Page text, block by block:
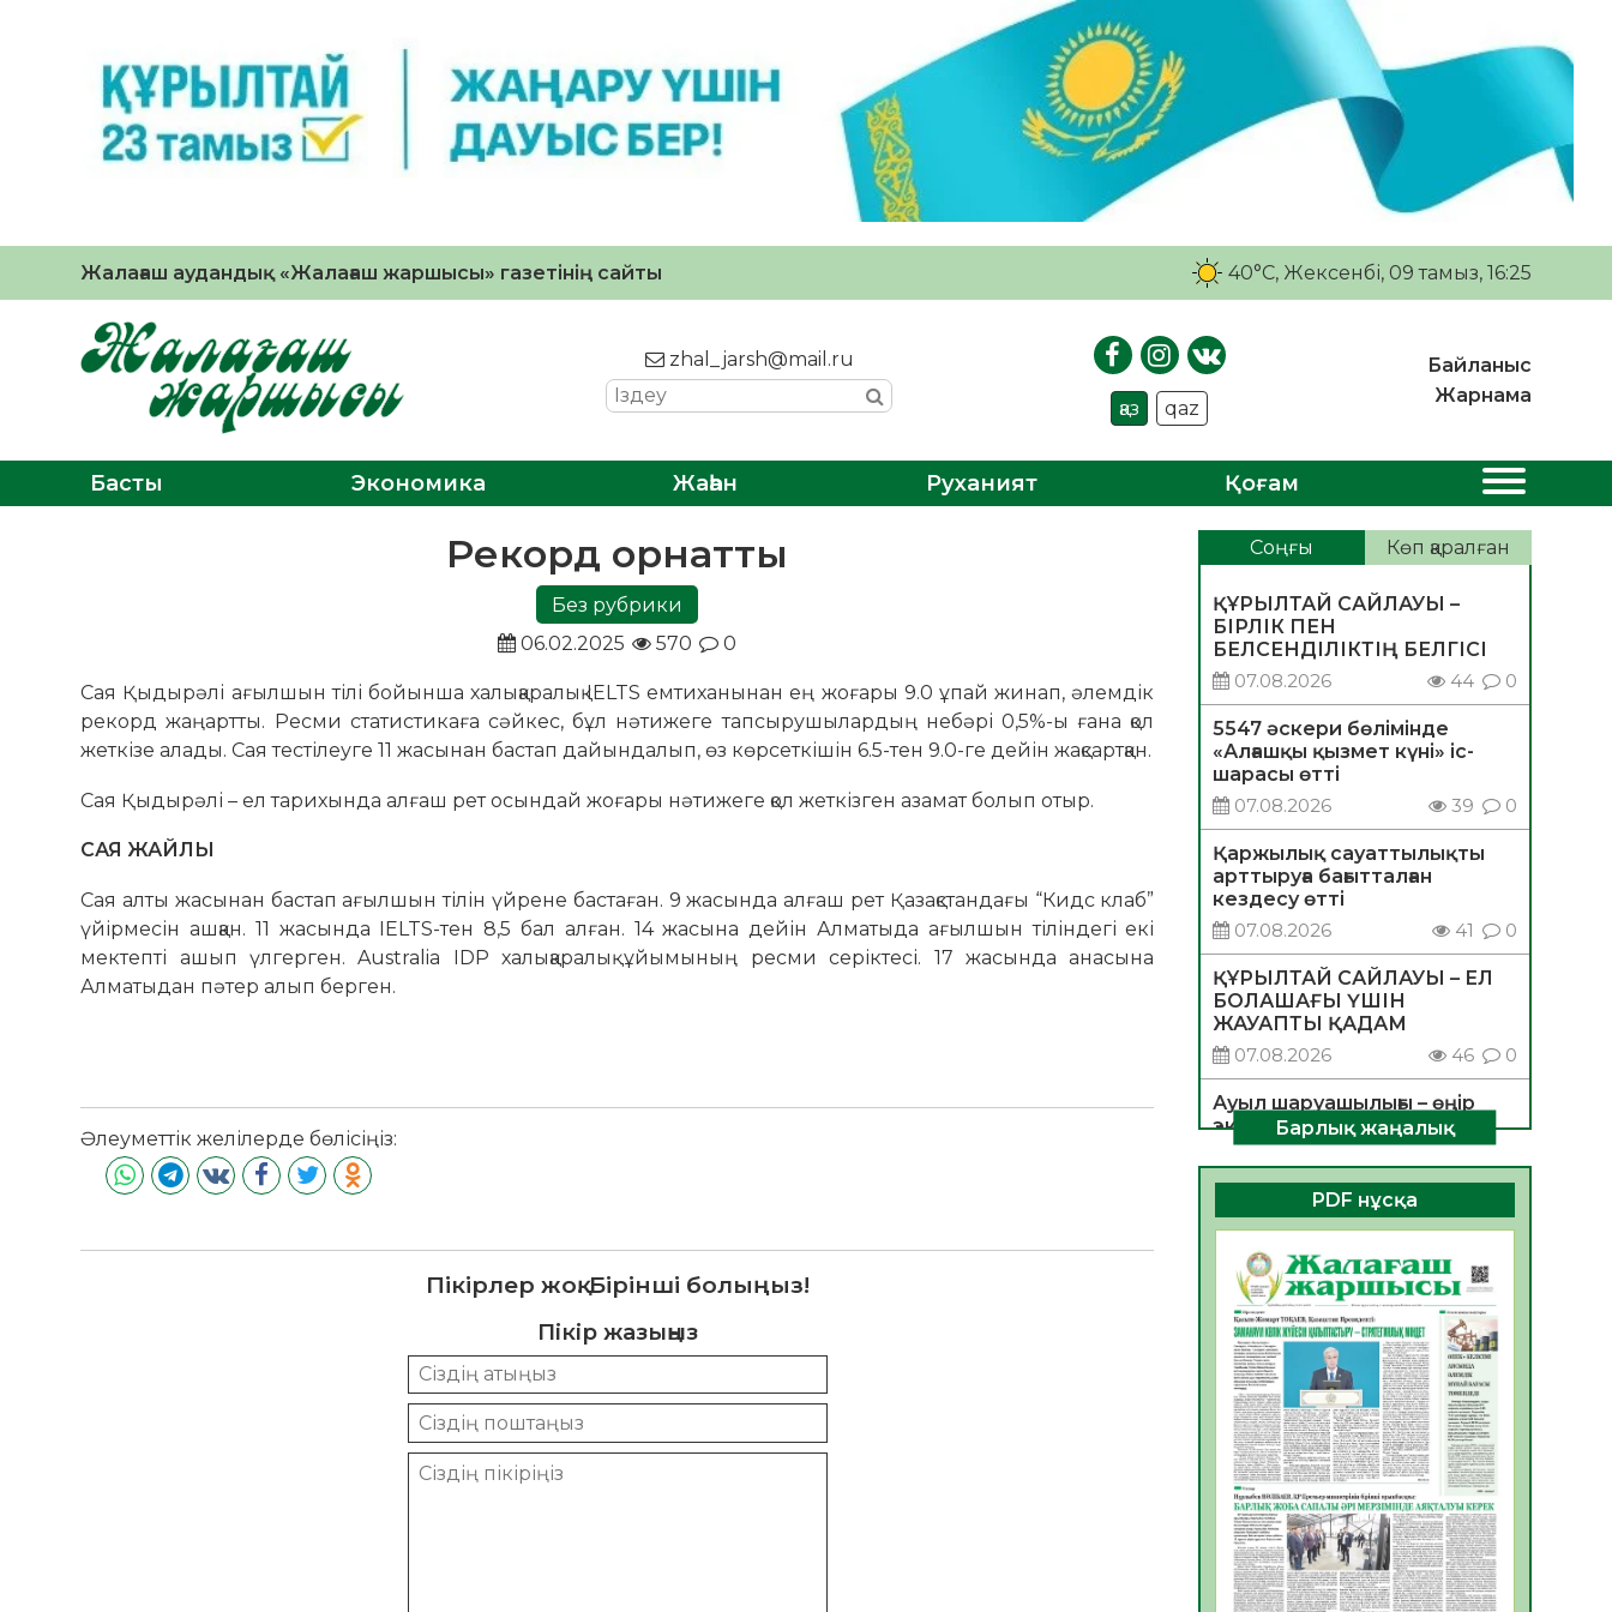
Жалағаш аудандық «Жалағаш жаршысы» газетінің сайты 40°C, Жексенбі, 09 тамыз, 16:25
zhal_jarsh@mail.ru
қаз qaz
Байланыс
Жарнама
Басты Экономика Жаһан Руханият Қоғам
Рекорд орнатты
Без рубрики
06.02.2025
570 0
Сая Қыдырәлі ағылшын тілі бойынша халықаралық IELTS емтиханынан ең жоғары 9.0 ұпай жинап, әлемдік
рекорд жаңартты. Ресми статистикаға сәйкес, бұл нәтижеге тапсырушылардың небәрі 0,5%-ы ғана қол
жеткізе алады. Сая тестілеуге 11 жасынан бастап дайындалып, өз көрсеткішін 6.5-тен 9.0-ге дейін жақсартқан.
Сая Қыдырәлі – ел тарихында алғаш рет осындай жоғары нәтижеге қол жеткізген азамат болып отыр.
САЯ ЖАЙЛЫ
Сая алты жасынан бастап ағылшын тілін үйрене бастаған. 9 жасында алғаш рет Қазақстандағы “Кидс клаб”
үйірмесін ашқан. 11 жасында IELTS-тен 8,5 бал алған. 14 жасына дейін Алматыда ағылшын тіліндегі екі
мектепті ашып үлгерген. Australia IDP халықаралық ұйымының ресми серіктесі. 17 жасында анасына
Алматыдан пәтер алып берген.
Әлеуметтік желілерде бөлісіңіз:
Пікірлер жоқ. Бірінші болыңыз!
Пікір жазыңыз
Соңғы Көп қаралған
ҚҰРЫЛТАЙ САЙЛАУЫ –
БІРЛІК ПЕН
БЕЛСЕНДІЛІКТІҢ БЕЛГІСІ
07.08.2026
44 0
5547 әскери бөлімінде
«Алғашқы қызмет күні» іс-
шарасы өтті
07.08.2026
39 0
Қаржылық сауаттылықты
арттыруға бағытталған
кездесу өтті
07.08.2026
41 0
ҚҰРЫЛТАЙ САЙЛАУЫ – ЕЛ
БОЛАШАҒЫ ҮШІН
ЖАУАПТЫ ҚАДАМ
07.08.2026
46 0
Ауыл шаруашылығы – өңір
экономикасының негізгі
тірегі
06.08.2026
53 0
ҚОҒАМДЫҚ БЕЛСЕНДІЛІК –
ЕЛ ДАМУЫНЫҢ НЕГІЗІ
06.08.2026
51
ҚҰРЫЛТАЙ САЙЛАУЫ –
БОЛАШАҚҚА БАСТАР
ЖАУАПТЫ ТАҢДАУ
06.08.2026
53
Инфекциялық ауруларға
қарсы иммундау
жұмыстарының тиімділігі
06.08.2026
55
Көкжөтел ауруы туралы
Барлық жаңалық
PDF нұсқа